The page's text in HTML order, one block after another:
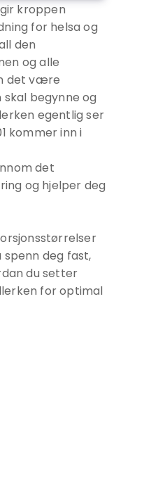
kroppen
for helsa og
den
og alle
det være
begynne og
egentlig ser
kommer inn i
det
og hjelper deg
spenn deg fast,
du setter
for optimal